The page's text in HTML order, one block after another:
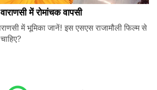
में रोमांचक वापसी
में भूमिका जानें! इस एसएस राजामौली फिल्म से